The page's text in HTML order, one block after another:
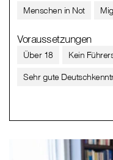
Menschen in Not
Voraussetzungen
Über 18
Kein
Sehr gute